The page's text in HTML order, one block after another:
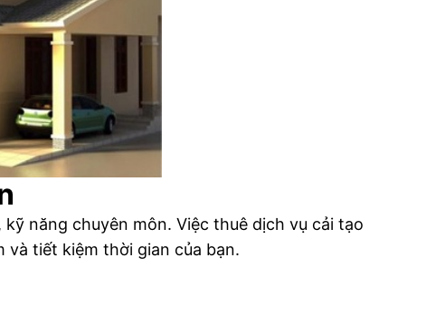
năng chuyên môn. Việc thuê dịch vụ cải tạo
và tiết kiệm thời gian của bạn.